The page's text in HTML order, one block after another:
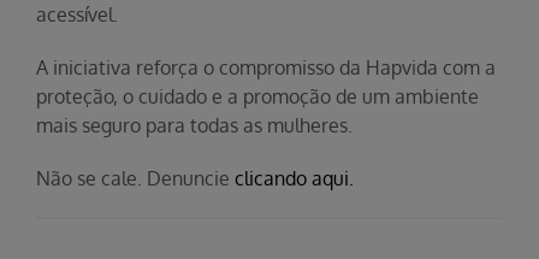
acessível.
A iniciativa reforça o compromisso da Hapvida com a
proteção, o cuidado e a promoção de um ambiente
mais seguro para todas as mulheres.
Não se cale. Denuncie clicando aqui.